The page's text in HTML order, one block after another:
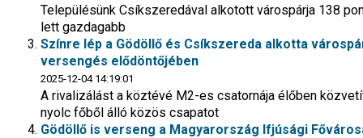
Településünk Csíkszeredával alkotott várospárja 138
lett gazdagabb
Színre lép a Gödöllő és Csíkszereda alkotta
versengés elődöntőjében
2025-12-04 14:19:01
A rivalizálást a köztévé M2-es csatornája élőben
nyolc főből álló közös csapatot
Gödöllő is verseng a Magyarország Ifjúsági